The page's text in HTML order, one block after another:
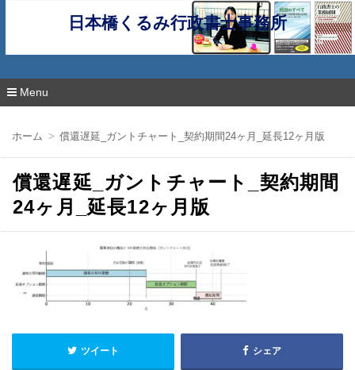
日本橋くるみ行政書士事務所
Menu
ン
ホーム 償還遅延_ガントチャート_契約期間24ヶ月_延長12ヶ月版
償還遅延_ガントチャート_契約期間
24ヶ月_延長12ヶ月版
ツイート シェア